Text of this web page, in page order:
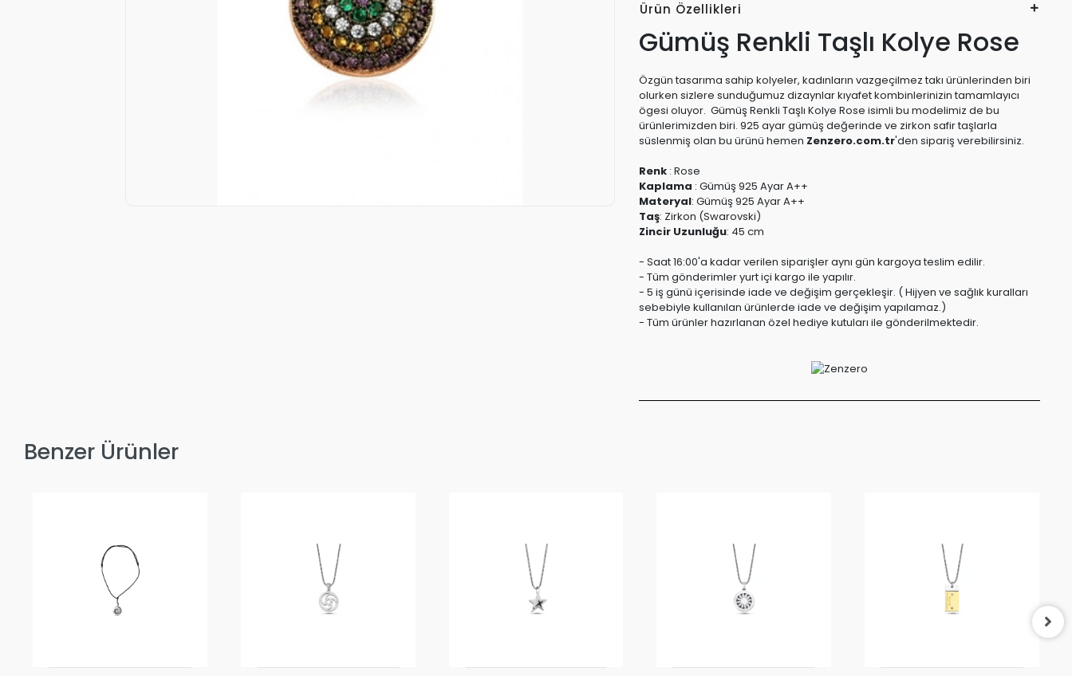
Ürün Özellikleri
Gümüş Renkli Taşlı Kolye Rose
Özgün tasarıma sahip kolyeler, kadınların vazgeçilmez takı ürünlerinden biri
olurken sizlere sunduğumuz dizaynlar kıyafet kombinlerinizin tamamlayıcı
ögesi oluyor. Gümüş Renkli Taşlı Kolye Rose isimli bu modelimiz de bu
ürünlerimizden biri. 925 ayar gümüş değerinde ve zirkon safir taşlarla
süslenmiş olan bu ürünü hemen Zenzero.com.tr'den sipariş verebilirsiniz.
Renk: Rose
Kaplama : Gümüş 925 Ayar A++
Materyal: Gümüş 925 Ayar A++
Taş: Zirkon (Swarovski)
Zincir Uzunluğu: 45 cm
- Saat 16:00'a kadar verilen siparişler aynı gün kargoya teslim edilir.
- Tüm gönderimler yurt içi kargo ile yapılır.
- 5 iş günü içerisinde iade ve değişim gerçekleşir. ( Hijyen ve sağlık kuralları
sebebiyle kullanılan ürünlerde iade ve değişim yapılamaz.)
- Tüm ürünler hazırlanan özel hediye kutuları ile gönderilmektedir.
Benzer Ürünler